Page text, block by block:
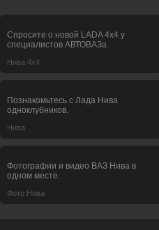
Спросите о новой LADA 4x4 у
специалистов АВТОВАЗа.
Нива 4х4
Познакомьтесь с Лада Нива
одноклубников.
Нива
Фотографии и видео ВАЗ Нива в
одном месте.
Фото Нива